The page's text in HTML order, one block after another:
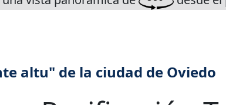
altu" de la ciudad de Oviedo